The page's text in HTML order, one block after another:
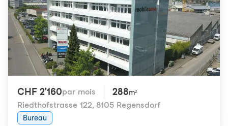
CHF 2'160par mois 288m²
Riedthofstrasse 122, 8105 Regensdorf
Bureau